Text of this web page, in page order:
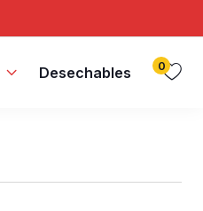
Desechables 0